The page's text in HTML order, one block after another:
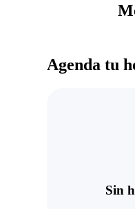
Agenda tu
Sin